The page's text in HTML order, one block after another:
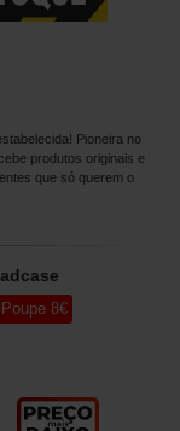
Pioneira no
produtos originais e
que só querem o
Poupe 8€